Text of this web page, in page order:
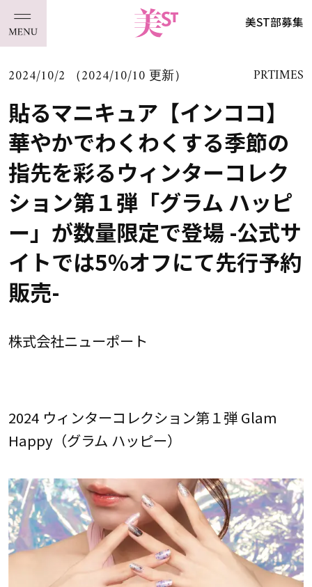
美ST部募集
2024/10/2 （2024/10/10 更新） PRTIMES
貼るマニキュア【インココ】
華やかでわくわくする季節の
指先を彩るウィンターコレク
ション第１弾「グラム ハッピ
ー」が数量限定で登場 -公式サ
イトでは5％オフにて先行予約
販売-
株式会社ニューポート
2024 ウィンターコレクション第１弾 Glam
Happy（グラム ハッピー）